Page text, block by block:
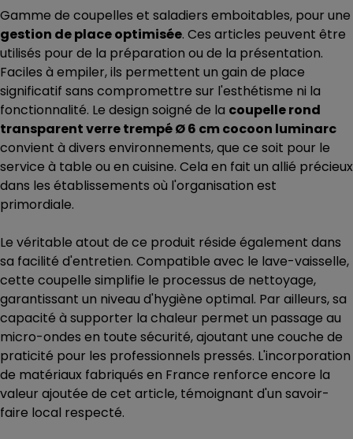
Gamme de coupelles et saladiers emboitables, pour une
gestion de place optimisée. Ces articles peuvent être
utilisés pour de la préparation ou de la présentation.
Faciles à empiler, ils permettent un gain de place
significatif sans compromettre sur l'esthétisme ni la
fonctionnalité. Le design soigné de la coupelle rond
transparent verre trempé Ø 6 cm cocoon luminarc
convient à divers environnements, que ce soit pour le
service à table ou en cuisine. Cela en fait un allié précieux
dans les établissements où l'organisation est
primordiale.
Le véritable atout de ce produit réside également dans
sa facilité d'entretien. Compatible avec le lave-vaisselle,
cette coupelle simplifie le processus de nettoyage,
garantissant un niveau d'hygiène optimal. Par ailleurs, sa
capacité à supporter la chaleur permet un passage au
micro-ondes en toute sécurité, ajoutant une couche de
praticité pour les professionnels pressés. L'incorporation
de matériaux fabriqués en France renforce encore la
valeur ajoutée de cet article, témoignant d'un savoir-
faire local respecté.